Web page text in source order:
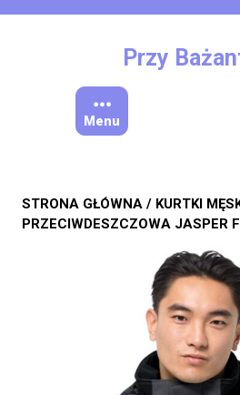
Przy
Menu
STRONA GŁÓWNA / KURTKI
PRZECIWDESZCZOWA JASPER